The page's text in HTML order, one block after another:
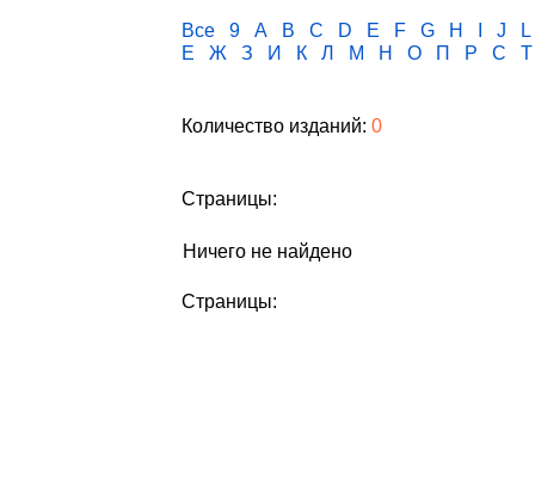
Все 9 A B C D E F G H J
L
Е
Ж З И К Л М Н О П Р С Т
Количество изданий: 0
Страницы:
Ничего не найдено
Страницы: